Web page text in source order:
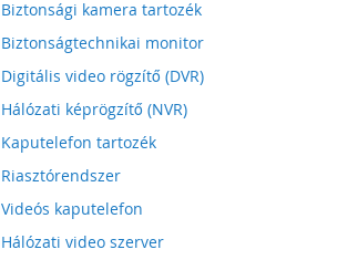
Biztonsági kamera tartozék
Biztonságtechnikai monitor
Digitális video rögzítő (DVR)
Hálózati képrögzítő (NVR)
Kaputelefon tartozék
Riasztórendszer
Videós kaputelefon
Hálózati video szerver